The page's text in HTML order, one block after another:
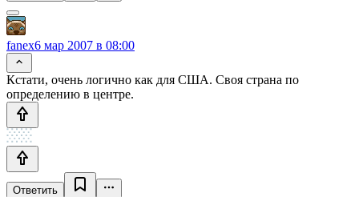
fanex6 мар 2007 в 08:00
Кстати, очень логично как для США. Своя страна по
определению в центре.
Ответить